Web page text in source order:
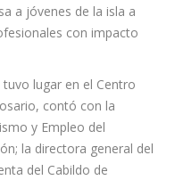
por el Servicio
con la colaboración del
a jóvenes de la isla a
con impacto
lugar en el Centro
contó con la
y Empleo del